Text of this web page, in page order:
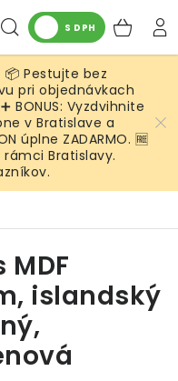
Hľadať
S DPH
📦 Pestujte bez
pri objednávkach
BONUS: Vyzdvihnite
v Bratislave a
úplne ZADARMO. 🆓
rámci Bratislavy.
islandský